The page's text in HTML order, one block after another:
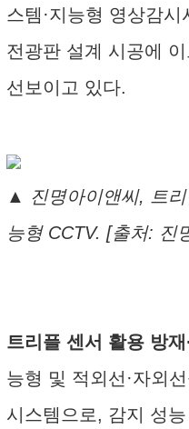
스템·지능형 영상감
전광판 설계 시공에
선보이고 있다.
▲ 진명아이앤씨, 트
능형 CCTV. [출처: 진
트리플 센서 활용 방
능형 및 적외선·자외
시스템으로, 감지 성